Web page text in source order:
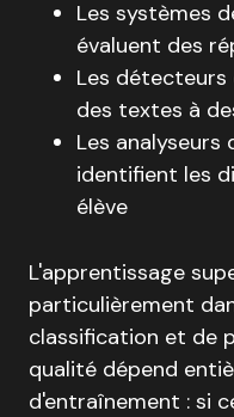
Les systèmes
évaluent des
Les
des textes à
Les analyseurs
identifient les
élève
L'apprentissage
particulièrement
classification et de
qualité dépend
d'entraînement : si